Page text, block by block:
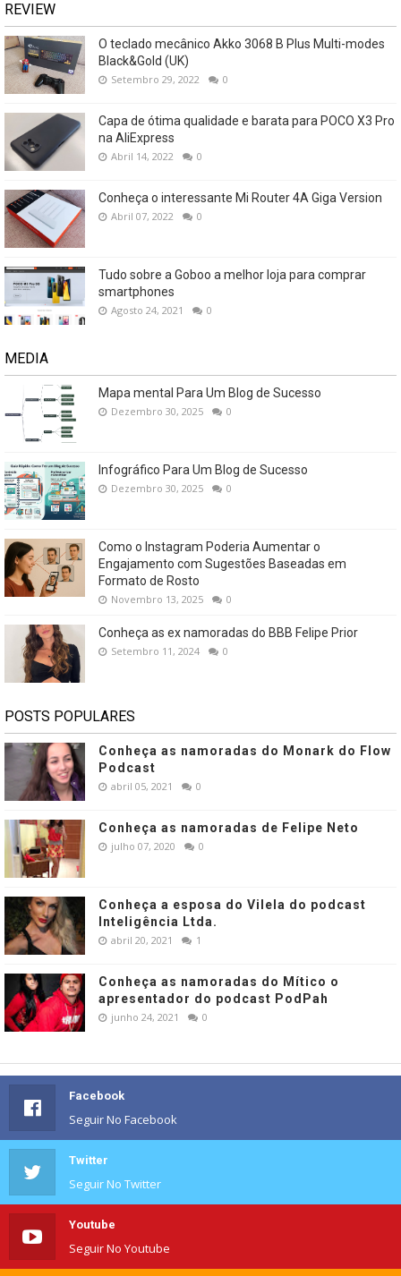
REVIEW
O teclado mecânico Akko 3068 B Plus Multi-modes
Black&Gold (UK)
Setembro 29, 2022 0
Capa de ótima qualidade e barata para POCO X3 Pro
na AliExpress
Abril 14, 2022 0
Conheça o interessante Mi Router 4A Giga Version
Abril 07, 2022 0
Tudo sobre a Goboo a melhor loja para comprar
smartphones
Agosto 24, 2021 0
MEDIA
Mapa mental Para Um Blog de Sucesso
Dezembro 30, 2025 0
Infográfico Para Um Blog de Sucesso
Dezembro 30, 2025 0
Como o Instagram Poderia Aumentar o
Engajamento com Sugestões Baseadas em
Formato de Rosto
Novembro 13, 2025 0
Conheça as ex namoradas do BBB Felipe Prior
Setembro 11, 2024 0
POSTS POPULARES
Conheça as namoradas do Monark do Flow
Podcast
abril 05, 2021 0
Conheça as namoradas de Felipe Neto
julho 07, 2020 0
Conheça a esposa do Vilela do podcast
Inteligência Ltda.
abril 20, 2021 1
Conheça as namoradas do Mítico o
apresentador do podcast PodPah
junho 24, 2021 0
Facebook
Seguir No Facebook
Twitter
Seguir No Twitter
Youtube
Seguir No Youtube